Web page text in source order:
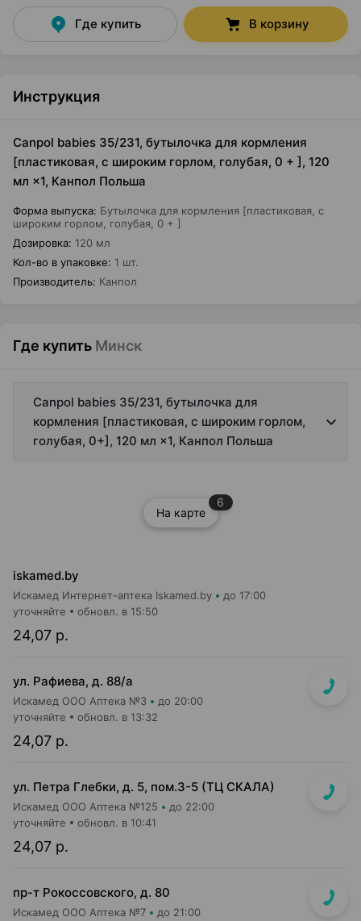
Где купить В корзину
Инструкция
Canpol babies 35/231, бутылочка для кормления
[пластиковая, с широким горлом, голубая, 0 + ], 120
мл ×1, Канпол Польша
Форма выпуска: Бутылочка для кормления [пластиковая, с
широким горлом, голубая, 0 + ]
Дозировка: 120 мл
Кол-во в упаковке: 1 шт.
Производитель: Канпол
Где купить Минск
Canpol babies 35/231, бутылочка для
кормления [пластиковая, с широким горлом,
голубая, 0+], 120 мл ×1, Канпол Польша
На карте
6
iskamed.by
Искамед Интернет-аптека Iskamed.by до 17:00
24,07 р.
уточняйте обновл. в 15:50
ул. Рафиева, д. 88/а
Искамед ООО Аптека №3 до 20:00
24,07 р.
уточняйте обновл. в 13:32
ул. Петра Глебки, д. 5, пом.3-5 (ТЦ СКАЛА)
Искамед ООО Аптека №125 до 22:00
24,07 р.
уточняйте обновл. в 10:41
пр-т Рокоссовского, д. 80
Искамед ООО Аптека №7 до 21:00